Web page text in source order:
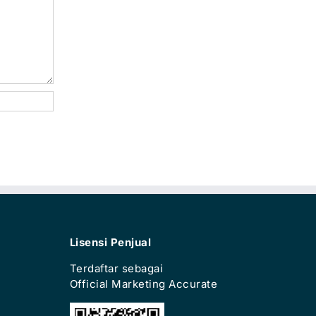
Lisensi Penjual
Terdaftar sebagai
Official Marketing Accurate